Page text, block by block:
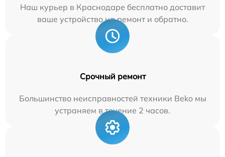
Наш курьер в Краснодаре бесплатно доставит
ваше устройство на ремонт и обратно.
Срочный ремонт
Большинство неисправностей техники Beko мы
устраняем в течение 2 часов.